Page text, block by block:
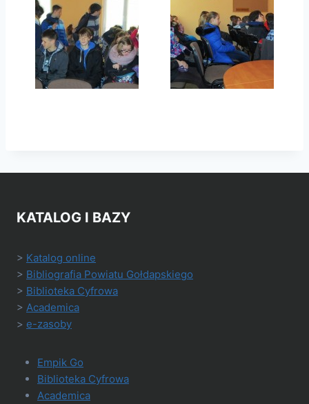
KATALOG I BAZY
> Katalog online
> Bibliografia Powiatu Gołdapskiego
> Biblioteka Cyfrowa
> Academica
> e-zasoby
Empik Go
Biblioteka Cyfrowa
Academica